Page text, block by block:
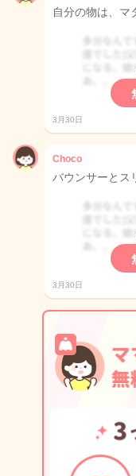
自分の物は、マ
3月30日
Choco
バウンサーとス
3月30日